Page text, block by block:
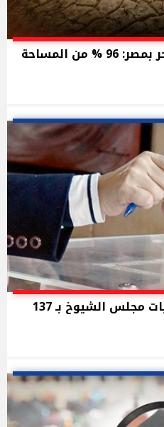
دراسة تحذر من خطر التصحر بمصر: 96 % من المساحة
انطلاق التصويت في انتخابات مجلس الشيوخ بـ 137